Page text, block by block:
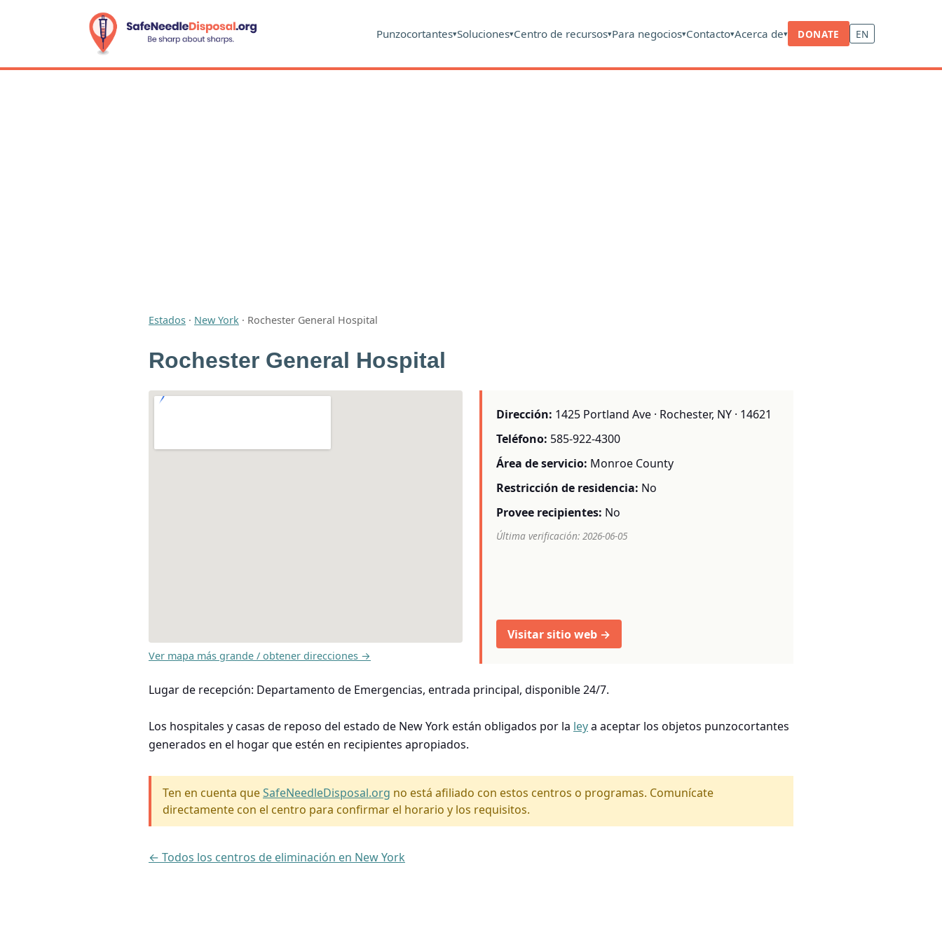
Punzocortantes▾Soluciones▾Centro de recursos▾Para negocios▾Contacto▾Acerca de▾ DONATE EN
Estados · New York · Rochester General Hospital
Rochester General Hospital
Ver mapa más grande / obtener direcciones →
Dirección: 1425 Portland Ave · Rochester, NY · 14621
Teléfono: 585-922-4300
Área de servicio: Monroe County
Restricción de residencia: No
Provee recipientes: No
Última verificación: 2026-06-05
Visitar sitio web →
Lugar de recepción: Departamento de Emergencias, entrada principal, disponible 24/7.
Los hospitales y casas de reposo del estado de New York están obligados por la leya aceptar los objetos punzocortantes
generados en el hogar que estén en recipientes apropiados.
Ten en cuenta queSafeNeedleDisposal.org no está afiliado con estos centros o programas. Comunícate
directamente con el centro para confirmar el horario y los requisitos.
← Todos los centros de eliminación en New York